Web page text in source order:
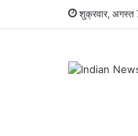
शुक्रवार,